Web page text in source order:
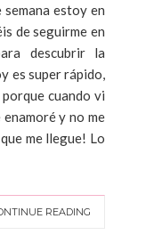
semana estoy en
de seguirme en
descubrir la
es super rápido,
cuando vi
y no me
me llegue! Lo
READING